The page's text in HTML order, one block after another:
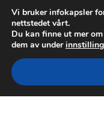
Vi bruker infokapsler
nettstedet vårt.
Du kan finne ut mer
dem av under